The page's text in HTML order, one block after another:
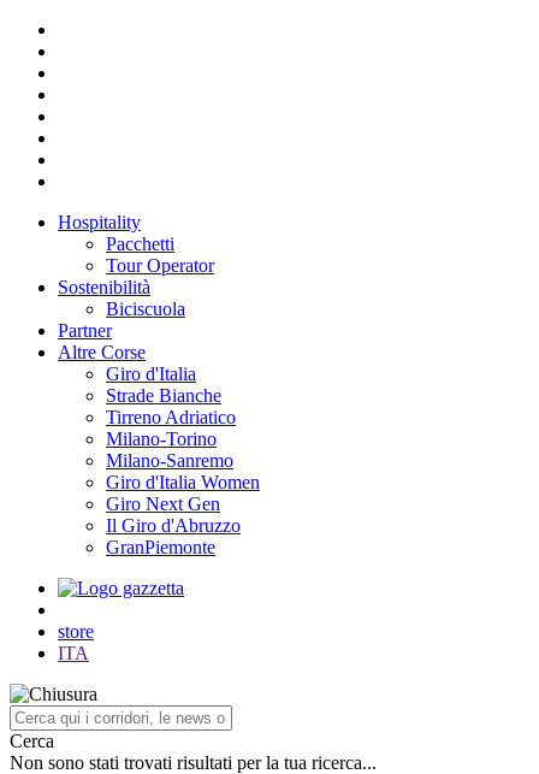
Hospitality
Pacchetti
Tour Operator
Sostenibilità
Biciscuola
Partner
Altre Corse
Giro d'Italia
Strade Bianche
Tirreno Adriatico
Milano-Torino
Milano-Sanremo
Giro d'Italia Women
Giro Next Gen
Il Giro d'Abruzzo
GranPiemonte
store
ITA
Cerca
Non sono stati trovati risultati per la tua ricerca...